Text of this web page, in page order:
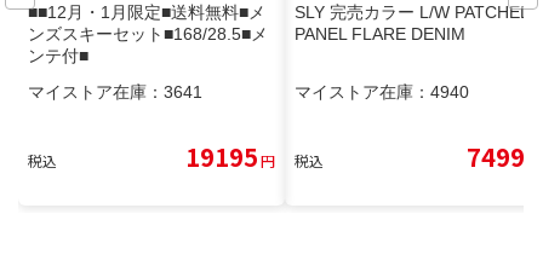
■■12月・1月限定■送料無料■メ
ンズスキーセット■168/28.5■メ
ンテ付■
マイストア在庫： 3641
税込 19195円
SLY 完売カラー L/W PATCHED
PANEL FLARE DENIM
マイストア在庫： 4940
税込 7499